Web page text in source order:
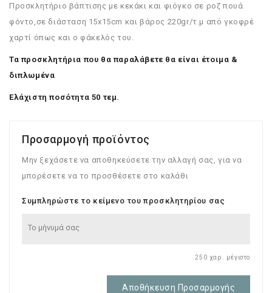
Προσκλητήριο βάπτισης με κεκάκι και φιόγκο σε ροζ πουά
φόντο,σε διάσταση 15x15cm και βάρος 220gr/τ.μ από γκοφρέ
χαρτί όπως και ο φάκελός του.
Τα προσκλητήρια που θα παραλάβετε θα είναι έτοιμα &
διπλωμένα
Ελάχιστη ποσότητα 50 τεμ.
Προσαρμογή προϊόντος
Μην ξεχάσετε να αποθηκεύσετε την αλλαγή σας, για να
μπορέσετε να το προσθέσετε στο καλάθι
Συμπληρώστε το κείμενο του προσκλητηρίου σας
250 χαρ. μέγιστο
Αποθήκευση Προσαρμογής